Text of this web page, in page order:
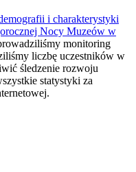
i charakterystyki
Nocy Muzeów w
monitoring
liczbę uczestników w
śledzenie rozwoju
statystyki za